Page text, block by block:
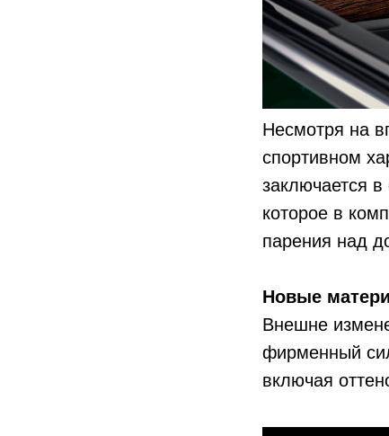
Несмотря на
спортивном
заключается
которое в
парения над
Новые
Внешне
фирменный
включая